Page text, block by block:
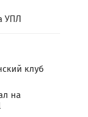
УПЛ
клуб
на